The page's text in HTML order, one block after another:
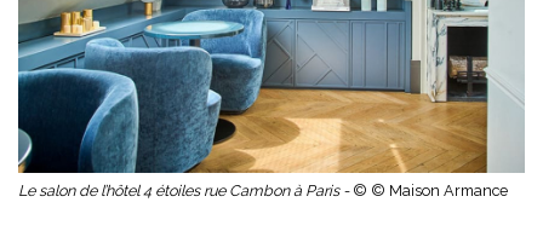
Le salon de l’hôtel 4 étoiles rue Cambon à Paris - © © Maison Armance